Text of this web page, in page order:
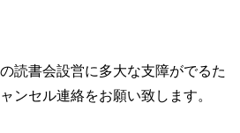
読書会設営に多大な支障がでるた
ンセル連絡をお願い致します。